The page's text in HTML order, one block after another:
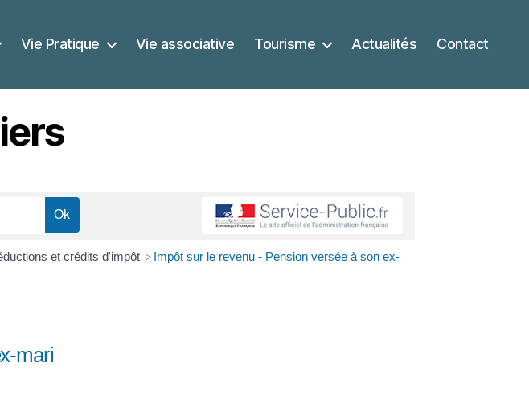
Vie Pratique Vie associative Tourisme Actualités Contact
et crédits d'impôt > Impôt sur le revenu - Pension versée à son ex-
mari